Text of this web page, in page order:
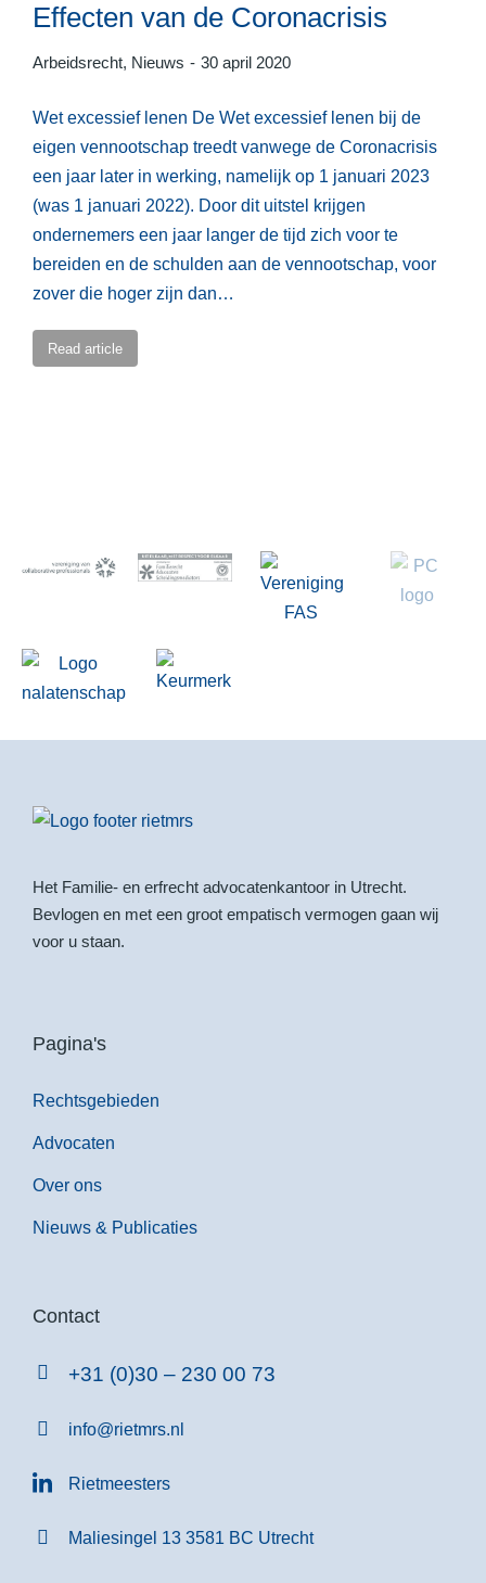
Effecten van de Coronacrisis
Arbeidsrecht, Nieuws 30 april 2020
Wet excessief lenen De Wet excessief lenen bij de
eigen vennootschap treedt vanwege de Coronacrisis
een jaar later in werking, namelijk op 1 januari 2023
(was 1 januari 2022). Door dit uitstel krijgen
ondernemers een jaar langer de tijd zich voor te
bereiden en de schulden aan de vennootschap, voor
zover die hoger zijn dan…
Read article
Het Familie- en erfrecht advocatenkantoor in Utrecht.
Bevlogen en met een groot empatisch vermogen gaan wij
voor u staan.
Pagina's
Rechtsgebieden
Advocaten
Over ons
Nieuws & Publicaties
Contact
+31 (0)30 – 230 00 73
info@rietmrs.nl
Rietmeesters
Maliesingel 13 3581 BC Utrecht